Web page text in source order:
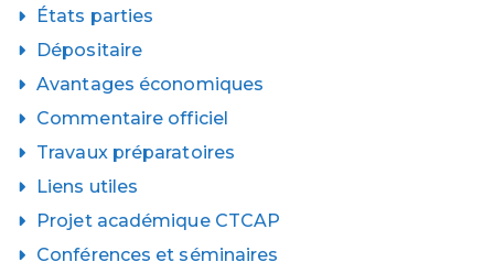
États parties
Dépositaire
Avantages économiques
Commentaire officiel
Travaux préparatoires
Liens utiles
Projet académique CTCAP
Conférences et séminaires